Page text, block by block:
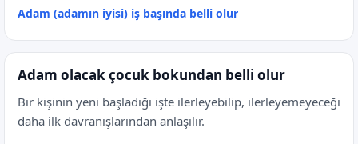
Adam (adamın iyisi) iş başında belli olur
Adam olacak çocuk bokundan belli olur
Bir kişinin yeni başladığı işte ilerleyebilip, ilerleyemeyeceği
daha ilk davranışlarından anlaşılır.